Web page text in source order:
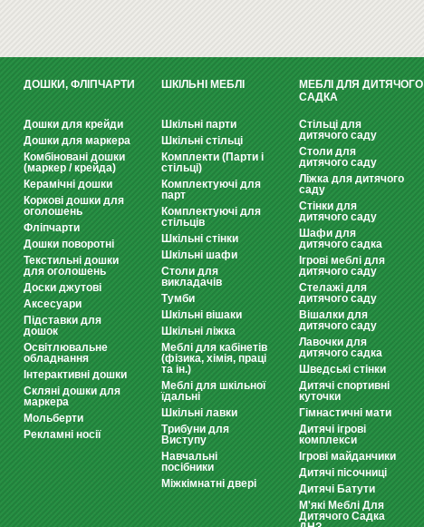
ДОШКИ, ФЛІПЧАРТИ
Дошки для крейди
Дошки для маркера
Комбіновані дошки
(маркер / крейда)
Керамічні дошки
Коркові дошки для
оголошень
Фліпчарти
Дошки поворотні
Текстильні дошки
для оголошень
Доски джутові
Аксесуари
Підставки для
дошок
Освітлювальне
обладнання
Інтерактивні дошки
Скляні дошки для
маркера
Мольберти
Рекламні носії
ШКІЛЬНІ МЕБЛІ
Шкільні парти
Шкільні стільці
Комплекти (Парти і
стільці)
Комплектуючі для
парт
Комплектуючі для
стільців
Шкільні стінки
Шкільні шафи
Столи для
викладачів
Тумби
Шкільні вішаки
Шкільні ліжка
Меблі для кабінетів
(фізика, хімія, праці
та ін.)
Меблі для шкільної
їдальні
Шкільні лавки
Трибуни для
Виступу
Навчальні
посібники
Міжкімнатні двері
МЕБЛІ ДЛЯ ДИТЯЧОГО
САДКА
Стільці для
дитячого саду
Столи для
дитячого саду
Ліжка для дитячого
саду
Стінки для
дитячого саду
Шафи для
дитячого садка
Ігрові меблі для
дитячого саду
Стелажі для
дитячого саду
Вішалки для
дитячого саду
Лавочки для
дитячого садка
Шведські стінки
Дитячі спортивні
куточки
Гімнастичні мати
Дитячі ігрові
комплекси
Ігрові майданчики
Дитячі пісочниці
Дитячі Батути
М'які Меблі Для
Дитячого Садка